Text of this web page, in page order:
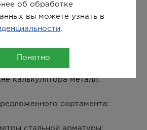
калькулятора металл:
сортамента:
стальной арматуры:
об обработке
вы можете узнать в
.
Понятно